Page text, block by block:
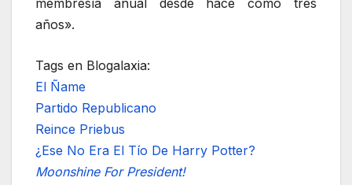
años».
Tags en Blogalaxia:
El Ñame
Partido Republicano
Reince Priebus
¿Ese No Era El Tío De Harry Potter?
Moonshine For President!